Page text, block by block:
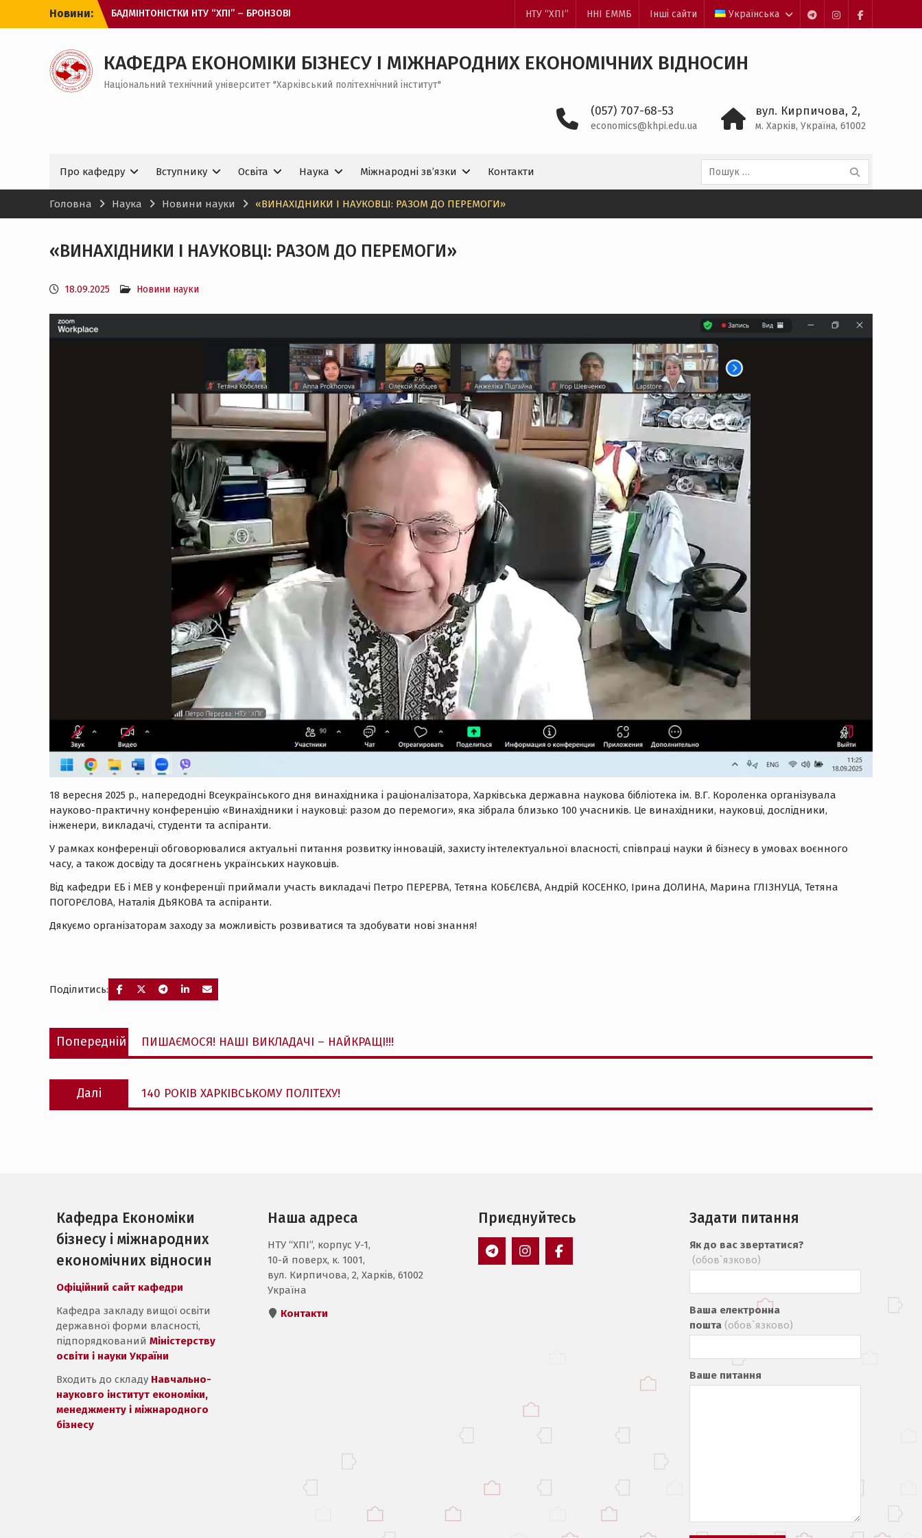
Новини:
БАДМІНТОНІСТКИ НТУ “ХПІ” – БРОНЗОВІ
ПРИЗЕРКИ ЧЕМПІОНАТУ ЄВРОПИ
ОНЛАЙН-ЗУСТРІЧ ДЛЯ ВСТУПНИКІВ ДО
МАГІСТРАТУРИ
ЗАХІД ДЛЯ ЗДОБУВАЧІВ ВИЩОЇ ОСВІТИ
ПунктПунктПункт
НТУ “ХПІ” ННІ ЕММБ Інші сайти Українська
КАФЕДРА ЕКОНОМІКИ БІЗНЕСУ І МІЖНАРОДНИХ ЕКОНОМІЧНИХ ВІДНОСИН
Національний технічний університет "Харківський політехнічний інститут"
(057) 707-68-53
economics@khpi.edu.ua
вул. Кирпичова, 2,
м. Харків, Україна, 61002
Про кафедру Вступнику Освіта Наука Міжнародні зв’язки Контакти
Пошук:
Головна Наука Новини науки «ВИНАХІДНИКИ І НАУКОВЦІ: РАЗОМ ДО ПЕРЕМОГИ»
«ВИНАХІДНИКИ І НАУКОВЦІ: РАЗОМ ДО ПЕРЕМОГИ»
18.09.2025 Новини науки
18 вересня 2025 р., напередодні Всеукраїнського дня винахідника і раціоналізатора, Харківська державна наукова бібліотека ім. В.Г. Короленка організувала
науково-практичну конференцію «Винахідники і науковці: разом до перемоги», яка зібрала близько 100 учасників. Це винахідники, науковці, дослідники,
інженери, викладачі, студенти та аспіранти.
У рамках конференції обговорювалися актуальні питання розвитку інновацій, захисту інтелектуальної власності, співпраці науки й бізнесу в умовах воєнного
часу, а також досвіду та досягнень українських науковців.
Від кафедри ЕБ і МЕВ у конференції приймали участь викладачі Петро ПЕРЕРВА, Тетяна КОБЄЛЄВА, Андрій КОСЕНКО, Ірина ДОЛИНА, Марина ГЛІЗНУЦА, Тетяна
ПОГОРЄЛОВА, Наталія ДЬЯКОВА та аспіранти.
Дякуємо організаторам заходу за можливість розвиватися та здобувати нові знання!
Поділитись:
Навігація
записів
Попередній
Попередній
запис:
ПИШАЄМОСЯ! НАШІ ВИКЛАДАЧІ – НАЙКРАЩІ!!!
Далі
Наступний
запис:
140 РОКІВ ХАРКІВСЬКОМУ ПОЛІТЕХУ!
Кафедра Економіки
бізнесу і міжнародних
економічних відносин
Офіційний сайт кафедри
Кафедра закладу вищої освіти
державної форми власності,
підпорядкований Міністерству
освіти і науки України
Входить до складу Навчально-
науковго інститут економіки,
менеджменту і міжнародного
бізнесу
Наша адреса
НТУ “ХПІ”, корпус У-1,
10-й поверх, к. 1001,
вул. Кирпичова, 2, Харків, 61002
Україна
Контакти
Приєднуйтесь Задати питання
Як до вас звертатися?
(обов`язково)
Ваша електронна
пошта (обов`язково)
Ваше питання